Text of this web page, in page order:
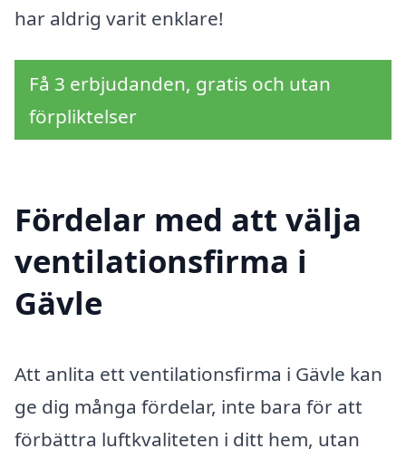
har aldrig varit enklare!
Få 3 erbjudanden, gratis och utan
förpliktelser
Fördelar med att välja
ventilationsfirma i
Gävle
Att anlita ett ventilationsfirma i Gävle kan
ge dig många fördelar, inte bara för att
förbättra luftkvaliteten i ditt hem, utan